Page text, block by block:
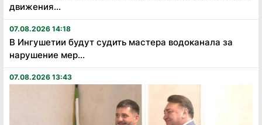
движения...
07.08.2026 14:18
В Ингушетии будут судить мастера водоканала за
нарушение мер...
07.08.2026 13:43